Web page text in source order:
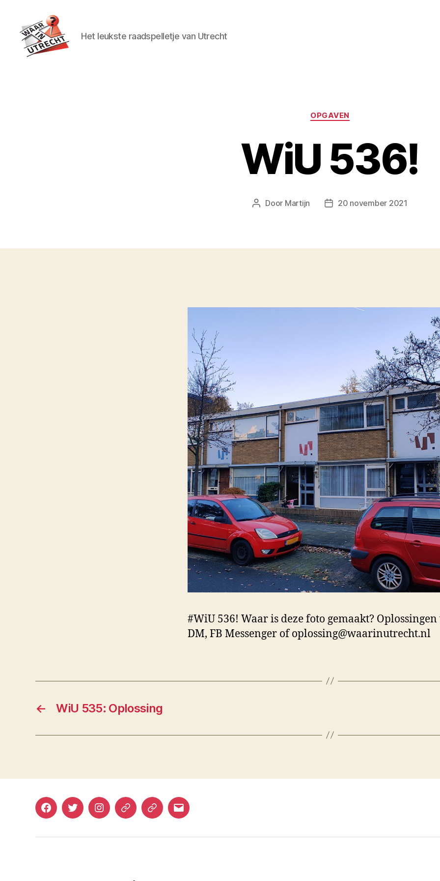
Het leukste raadspelletje van Utrecht
Categorieën
OPGAVEN
WiU 536!
Berichtauteur
Door Martijn Berichtdatum
20 november 2021
#WiU 536! Waar is deze foto gemaakt?
DM, FB Messenger of oplossing@waarinutrecht.nl
← WiU 535: Oplossing
FacebookTwitterInstagramMastodonBlueskyE-